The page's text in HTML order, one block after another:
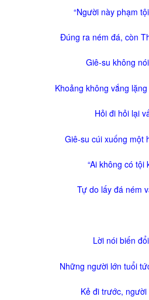
Linh Thao 30 Ngày
Linh Thao Trong Cuộc Sống
“Người này phạm
Đúng ra ném đá, còn
Giê-su không
Khoảng không vắng
Hỏi đi hỏi lại
Giê-su cúi xuống một
“Ai không có tội
Tự do lấy đá ném
Lời nói biến
Những người lớn tuổi
Kẻ đi trước, người